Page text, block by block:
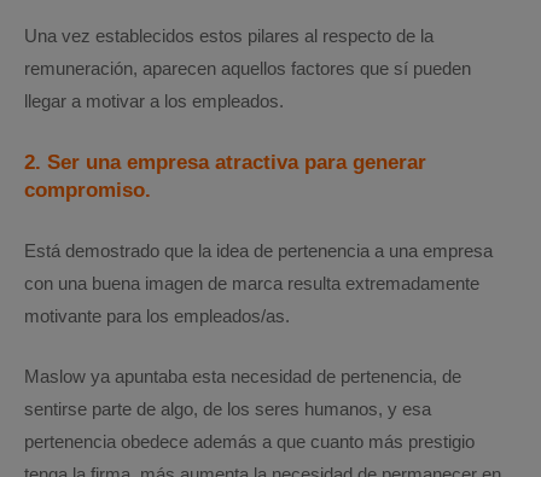
Una vez establecidos estos pilares al respecto de la
remuneración, aparecen aquellos factores que sí pueden
llegar a motivar a los empleados.
2. Ser una empresa atractiva para generar
compromiso.
Está demostrado que la idea de pertenencia a una empresa
con una buena imagen de marca resulta extremadamente
motivante para los empleados/as.
Maslow ya apuntaba esta necesidad de pertenencia, de
sentirse parte de algo, de los seres humanos, y esa
pertenencia obedece además a que cuanto más prestigio